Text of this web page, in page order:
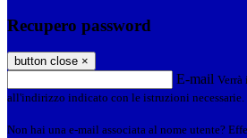
Recupero password
button close ×
E-mail Verrà
all'indirizzo indicato con le istruzioni necessarie.
Non hai una e-mail associata al nome utente?